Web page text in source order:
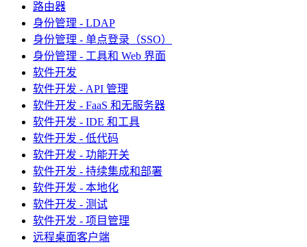
路由器
身份管理 - LDAP
身份管理 - 单点登录（SSO）
身份管理 - 工具和 Web 界面
软件开发
软件开发 - API 管理
软件开发 - FaaS 和无服务器
软件开发 - IDE 和工具
软件开发 - 低代码
软件开发 - 功能开关
软件开发 - 持续集成和部署
软件开发 - 本地化
软件开发 - 测试
软件开发 - 项目管理
远程桌面客户端